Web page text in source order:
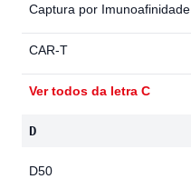
Captura por Imunoafinidade
CAR-T
Ver todos da letra C
D
D50